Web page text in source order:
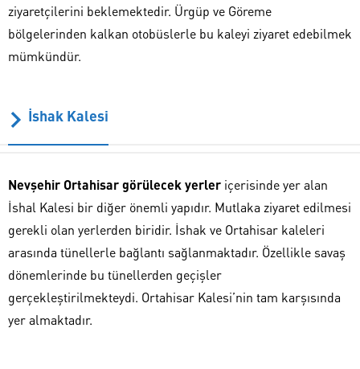
ziyaretçilerini beklemektedir. Ürgüp ve Göreme
bölgelerinden kalkan otobüslerle bu kaleyi ziyaret edebilmek
mümkündür.
İshak Kalesi
Nevşehir Ortahisar görülecek yerler içerisinde yer alan
İshal Kalesi bir diğer önemli yapıdır. Mutlaka ziyaret edilmesi
gerekli olan yerlerden biridir. İshak ve Ortahisar kaleleri
arasında tünellerle bağlantı sağlanmaktadır. Özellikle savaş
dönemlerinde bu tünellerden geçişler
gerçekleştirilmekteydi. Ortahisar Kalesi’nin tam karşısında
yer almaktadır.